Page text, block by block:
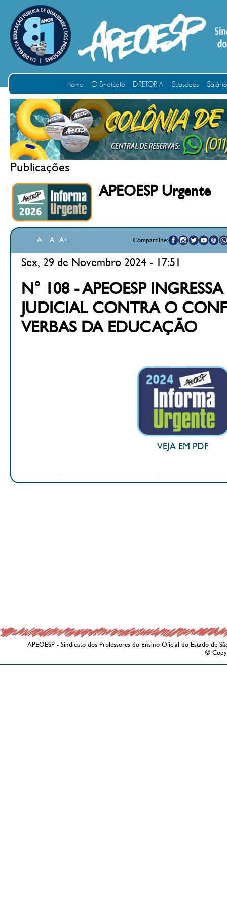
Home O Sindicato DIRETORIA Subsedes
Publicações
APEOESP Urgente
A- A A+ Compartilhe:
Sex, 29 de Novembro 2024 - 17:51
N° 108 - APEOESP
JUDICIAL CONTRA O
VERBAS DA EDUCAÇÃO
VEJA EM PDF
APEOESP - Sindicato dos Professores do Ensino Oficial do Estado de
©